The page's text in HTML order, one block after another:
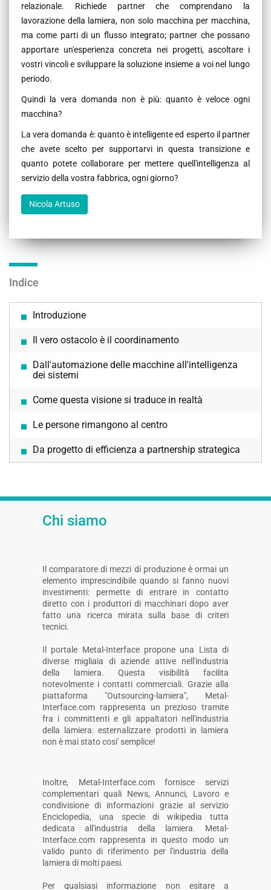
relazionale. Richiede partner che comprendano la
lavorazione della lamiera, non solo macchina per macchina,
ma come parti di un flusso integrato; partner che possano
apportare un'esperienza concreta nei progetti, ascoltare i
vostri vincoli e sviluppare la soluzione insieme a voi nel lungo
periodo.
Quindi la vera domanda non è più: quanto è veloce ogni
macchina?
La vera domanda è: quanto è intelligente ed esperto il partner
che avete scelto per supportarvi in questa transizione e
quanto potete collaborare per mettere quell'intelligenza al
servizio della vostra fabbrica, ogni giorno?
Nicola Artuso
Indice
Introduzione
Il vero ostacolo è il coordinamento
Dall'automazione delle macchine all'intelligenza
dei sistemi
Come questa visione si traduce in realtà
Le persone rimangono al centro
Da progetto di efficienza a partnership strategica
Chi siamo
Il comparatore di mezzi di produzione è ormai un
elemento imprescindibile quando si fanno nuovi
investimenti: permette di entrare in contatto
diretto con i produttori di macchinari dopo aver
fatto una ricerca mirata sulla base di criteri
tecnici.
Il portale Metal-Interface propone una Lista di
diverse migliaia di aziende attive nell'industria
della lamiera. Questa visibilità facilita
notevolmente i contatti commerciali. Grazie alla
piattaforma "Outsourcing-lamiera", Metal-
Interface.com rappresenta un prezioso tramite
fra i committenti e gli appaltatori nell'industria
della lamiera: esternalizzare prodotti in lamiera
non è mai stato cosi' semplice!
Inoltre, Metal-Interface.com fornisce servizi
complementari quali News, Annunci, Lavoro e
condivisione di informazioni grazie al servizio
Enciclopedia, una specie di wikipedia tutta
dedicata all'industria della lamiera. Metal-
Interface.com rappresenta in questo modo un
valido punto di riferimento per l'industria della
lamiera di molti paesi.
Per qualsiasi informazione non esitare a